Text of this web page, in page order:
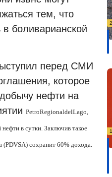
тем, что
боливарианской
перед СМИ
которое
нефти на
PetroRegionaldelLago
в сутки. Заключив такое
(PDVSA) сохранит 60% дохода.